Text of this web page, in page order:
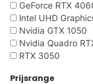
GeForce RTX
Intel UHD
Nvidia GTX 1050
Nvidia Quadro
RTX 3050
Prijsrange